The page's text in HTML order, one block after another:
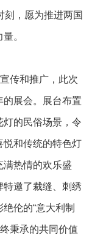
刻，愿为推进两国
。
传和推广，此次
展会。展台布置
灯的民俗场景，令
悦和传统的特色灯
满热情的欢乐盛
特邀了裁缝、刺绣
伦的“意大利制
秉承的共同价值